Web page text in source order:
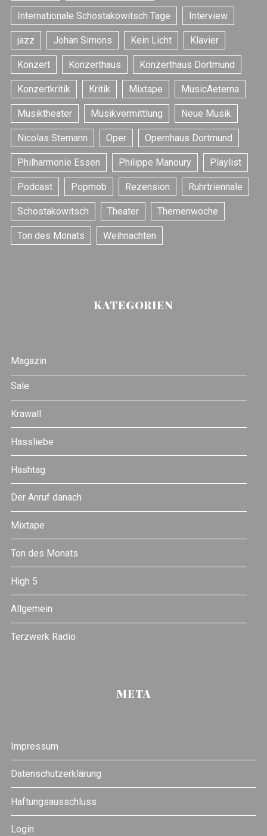
Internationale Schostakowitsch Tage Interview
jazz Johan Simons Kein Licht Klavier
Konzert Konzerthaus Konzerthaus Dortmund
Konzertkritik Kritik Mixtape MusicAeterna
Musiktheater Musikvermittlung Neue Musik
Nicolas Stemann Oper Opernhaus Dortmund
Philharmonie Essen Philippe Manoury Playlist
Podcast Popmob Rezension Ruhrtriennale
Schostakowitsch Theater Themenwoche
Ton des Monats Weihnachten
KATEGORIEN
Magazin
Sale
Krawall
Hassliebe
Hashtag
Der Anruf danach
Mixtape
Ton des Monats
High 5
Allgemein
Terzwerk Radio
META
Impressum
Datenschutzerklärung
Haftungsausschluss
Login
S
e
a
r
c
h
f
o
r
: